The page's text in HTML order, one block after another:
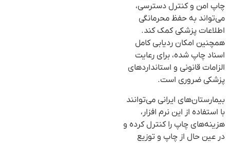
چاپ امن و کنترل دسترسی،
می‌تواند به حفظ محرمانگی
اطلاعات پزشکی کمک کند.
همچنین امکان ردیابی کامل
اسناد چاپ شده، برای رعایت
الزامات قانونی و استانداردهای
پزشکی ضروری است.
بیمارستان‌های ایرانی می‌توانند
با استفاده از این نرم افزار،
هزینه‌های چاپ را کنترل کرده و
در عین حال از چاپ و توزیع